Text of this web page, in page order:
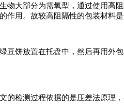
大部分为需氧型，通过使用高
用。故较高阻隔性的包装材料
饼放置在托盘中，然后再用外
检测过程依据的是压差法原理